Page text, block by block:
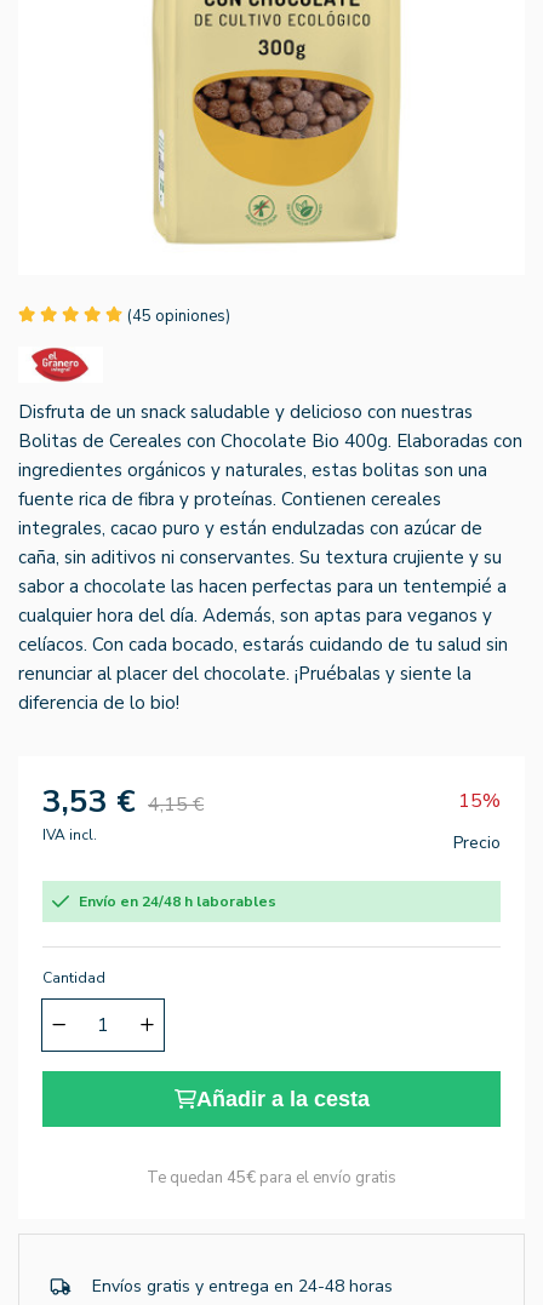
(45 opiniones)
Disfruta de un snack saludable y delicioso con nuestras
Bolitas de Cereales con Chocolate Bio 400g. Elaboradas con
ingredientes orgánicos y naturales, estas bolitas son una
fuente rica de fibra y proteínas. Contienen cereales
integrales, cacao puro y están endulzadas con azúcar de
caña, sin aditivos ni conservantes. Su textura crujiente y su
sabor a chocolate las hacen perfectas para un tentempié a
cualquier hora del día. Además, son aptas para veganos y
celíacos. Con cada bocado, estarás cuidando de tu salud sin
renunciar al placer del chocolate. ¡Pruébalas y siente la
diferencia de lo bio!
3,53 € 4,15 € 15%
IVA incl. Precio
Envío en 24/48 h laborables
Cantidad
Añadir a la cesta
Te quedan 45€ para el envío gratis
Envíos gratis y entrega en 24-48 horas